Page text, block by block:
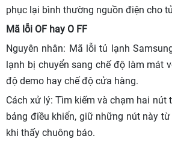
phục lại bình thường nguồn điện cho
Mã lỗi OF hay O FF
Nguyên nhân: Mã lỗi tủ lạnh
lạnh bị chuyển sang chế độ làm mát
độ demo hay chế độ cửa hàng.
Cách xử lý: Tìm kiếm và chạm hai nút
bảng điều khiển, giữ những nút này
khi thấy chuông báo.